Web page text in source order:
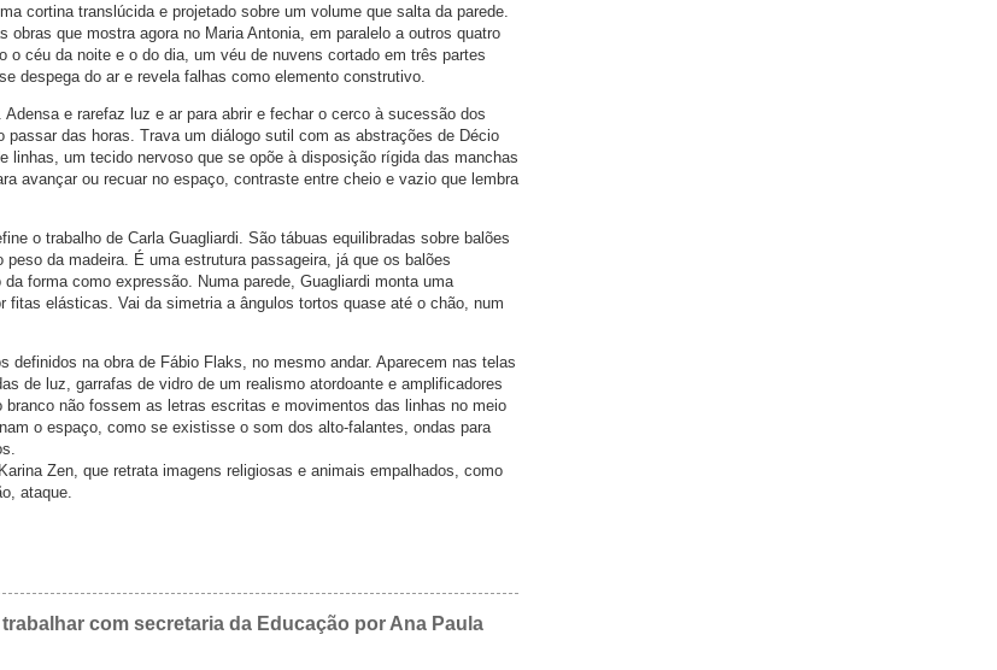
cortina translúcida e projetado sobre um volume que salta da parede.
obras que mostra agora no Maria Antonia, em paralelo a outros quatro
céu da noite e o do dia, um véu de nuvens cortado em três partes
despega do ar e revela falhas como elemento construtivo.
e rarefaz luz e ar para abrir e fechar o cerco à sucessão dos
das horas. Trava um diálogo sutil com as abstrações de Décio
linhas, um tecido nervoso que se opõe à disposição rígida das manchas
avançar ou recuar no espaço, contraste entre cheio e vazio que lembra
o trabalho de Carla Guagliardi. São tábuas equilibradas sobre balões
da madeira. É uma estrutura passageira, já que os balões
forma como expressão. Numa parede, Guagliardi monta uma
fitas elásticas. Vai da simetria a ângulos tortos quase até o chão, num
definidos na obra de Fábio Flaks, no mesmo andar. Aparecem nas telas
de luz, garrafas de vidro de um realismo atordoante e amplificadores
não fossem as letras escritas e movimentos das linhas no meio
o espaço, como se existisse o som dos alto-falantes, ondas para
Zen, que retrata imagens religiosas e animais empalhados, como
ataque.
com secretaria da Educação por Ana Paula